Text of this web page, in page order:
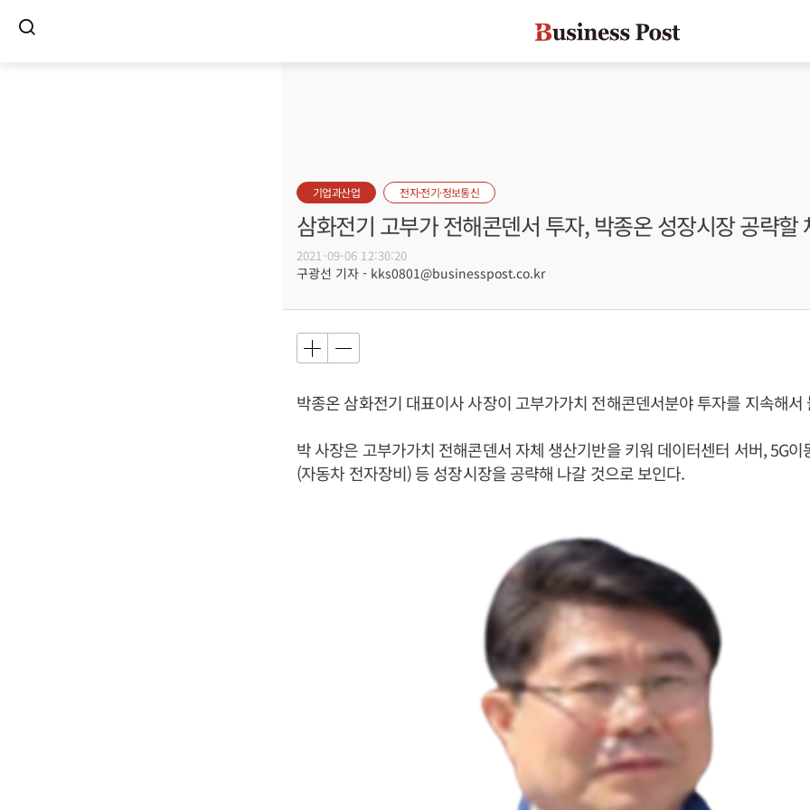
기업과산업 전자·전기·정보통신
삼화전기 고부가 전해콘덴서 투자, 박종온 성장시장 공략할
2021-09-06 12:30:20
구광선 기자 - kks0801@businesspost.co.kr
박종온 삼화전기 대표이사 사장이 고부가가치 전해콘덴서분야 투자를 지속해서
박 사장은 고부가가치 전해콘덴서 자체 생산기반을 키워 데이터센터 서버, 5G이
(자동차 전자장비) 등 성장시장을 공략해 나갈 것으로 보인다.